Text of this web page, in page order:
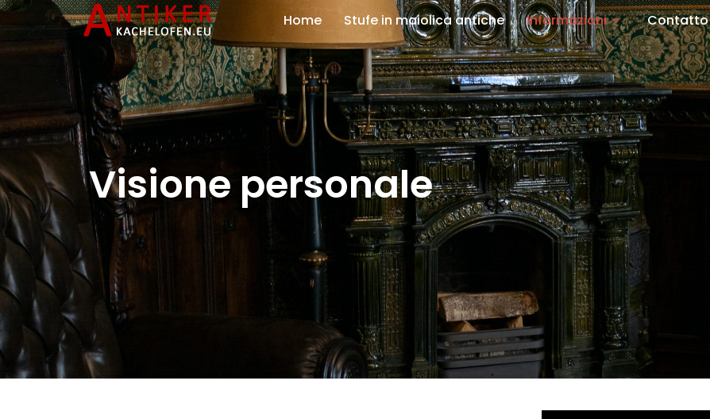
Home Stufe in maiolica antiche Informazioni Contatto
Visione personale